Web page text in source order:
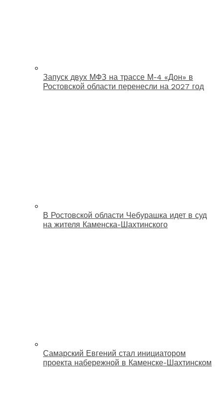
Запуск двух МФЗ на трассе М-4 «Дон» в
Ростовской области перенесли на 2027 год
В Ростовской области Чебурашка идет в суд
на жителя Каменска-Шахтинского
Самарский Евгений стал инициатором
проекта набережной в Каменске-Шахтинском